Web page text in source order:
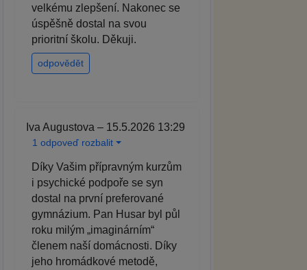
velkému zlepšení. Nakonec se
úspěšně dostal na svou
prioritní školu. Děkuji.
odpovědět
Iva Augustova – 15.5.2026 13:29
1 odpoveď rozbalit
Díky Vašim přípravným kurzům
i psychické podpoře se syn
dostal na první preferované
gymnázium. Pan Husar byl půl
roku milým „imaginárním“
členem naší domácnosti. Díky
jeho hromádkové metodě,